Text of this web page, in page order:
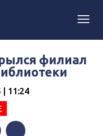
филиал
| 11:24